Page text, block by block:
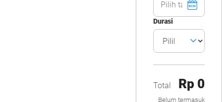
Durasi
Total Rp 0
Belum termasuk